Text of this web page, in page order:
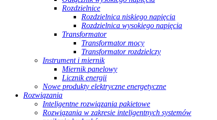
Rozdzielnice
Rozdzielnica niskiego napięcia
Rozdzielnica wysokiego napięcia
Transformator
Transformator mocy
Transformator rozdzielczy
Instrument i miernik
Miernik panelowy
Licznik energii
Nowe produkty elektryczne energetyczne
Rozwiązania
Inteligentne rozwiązania pakietowe
Rozwiązania w zakresie inteligentnych systemów